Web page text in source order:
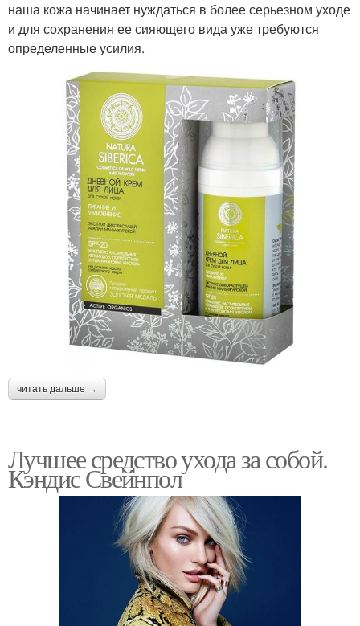
наша кожа начинает нуждаться в более серьезном уходе
и для сохранения ее сияющего вида уже требуются
определенные усилия.
читать дальше →
Лучшее средство ухода за собой.
Кэндис Свейнпол